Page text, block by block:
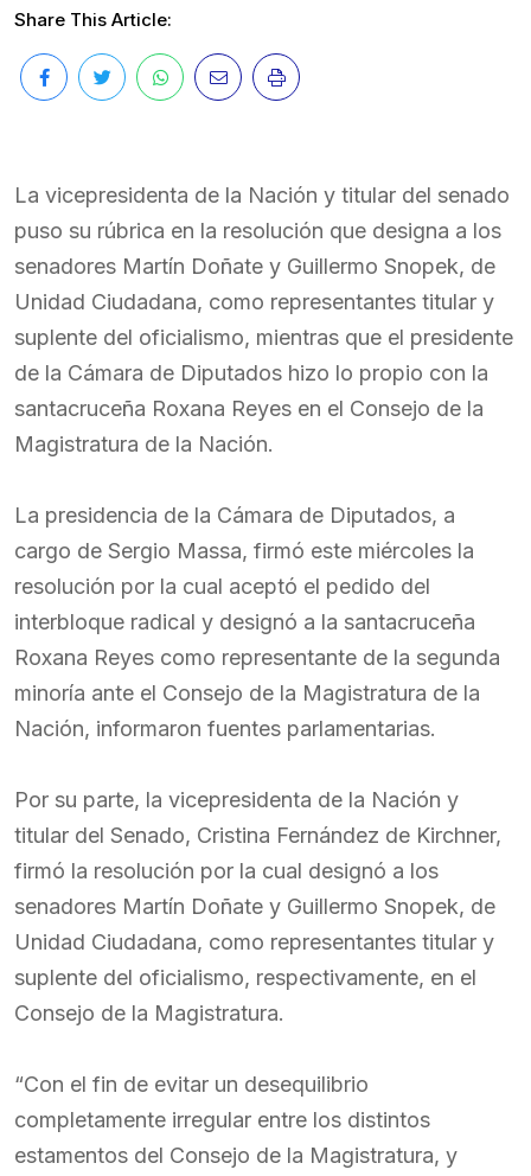
Share This Article:
La vicepresidenta de la Nación y titular del senado
puso su rúbrica en la resolución que designa a los
senadores Martín Doñate y Guillermo Snopek, de
Unidad Ciudadana, como representantes titular y
suplente del oficialismo, mientras que el presidente
de la Cámara de Diputados hizo lo propio con la
santacruceña Roxana Reyes en el Consejo de la
Magistratura de la Nación.
La presidencia de la Cámara de Diputados, a
cargo de Sergio Massa, firmó este miércoles la
resolución por la cual aceptó el pedido del
interbloque radical y designó a la santacruceña
Roxana Reyes como representante de la segunda
minoría ante el Consejo de la Magistratura de la
Nación, informaron fuentes parlamentarias.
Por su parte, la vicepresidenta de la Nación y
titular del Senado, Cristina Fernández de Kirchner,
firmó la resolución por la cual designó a los
senadores Martín Doñate y Guillermo Snopek, de
Unidad Ciudadana, como representantes titular y
suplente del oficialismo, respectivamente, en el
Consejo de la Magistratura.
“Con el fin de evitar un desequilibrio
completamente irregular entre los distintos
estamentos del Consejo de la Magistratura, y